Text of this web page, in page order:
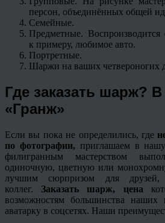
персон, объединённых общей
Семейные.
Предметные. Воспроизводится
к примеру, любимое авто.
Портретные.
Шаржи на ваших четвероногих
Где заказать шарж? В
«Гранж»
Если вы пока не определились, где
по фотографии, приглашаем в
филигранным мастерством
одиночную, цветную или
лучшим сюрпризом для
коллег. Заказать шарж, цена
возможностям большинства
аватарку в соцсетях. Наши